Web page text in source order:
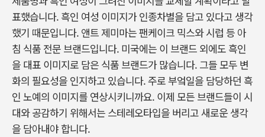
표했습니다. 흑인 여성 이미지가 인종차별을 담고 있다고 생각
했기 때문입니다. 앤트 제미마는 팬케이크 믹스와 시럽 등 아
침 식품 전문 브랜드입니다. 미국에는 이 브랜드 외에도 흑인
을 대표 이미지로 담은 식품 브랜드가 많습니다. 그들 모두 변
화의 필요성을 인지하고 있습니다. 주로 부엌일을 담당하던 흑
인 노예의 이미지를 연상시키니까요. 이제 모든 브랜드들이 시
대와 공감하기 위해서는 스테레오타입을 버리고 새로운 생각
을 담아내야 합니다.